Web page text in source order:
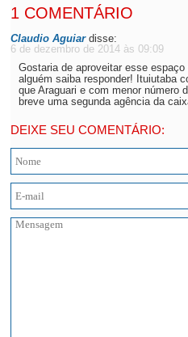
1 COMENTÁRIO
Claudio Aguiar disse:
6 de dezembro de 2014 às 09:09
Gostaria de aproveitar esse
alguém saiba responder! Ituiutaba
que Araguari e com menor número
breve uma segunda agência da
DEIXE SEU COMENTÁRIO: